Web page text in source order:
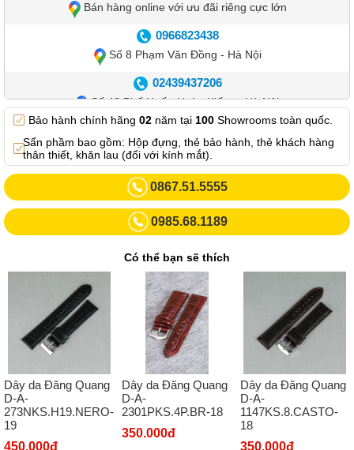
Bán hàng online với ưu đãi riêng cực lớn
0966823438
Số 8 Phạm Văn Đồng - Hà Nội
02439437206
Số 42 Phố Huế - Hoàn Kiếm – Hà Nội
0982.769.887
Showroom 3: Số 87 Trương Định - Hai Bà Trưng - Hà Nội.
0969102552
Số 55 Trần Đăng Ninh – Cầu Giấy – Hà Nội
0963264832
02437836542
Số 8 Trần Duy Hưng - Cầu Giấy - Hà Nội
02432232319
Số 413 Quang Trung - Hà Đông - Hà Nội
02432127660
Số 273 Nguyễn Văn Cừ - Long Biên - Hà Nội
02439392490
Sô 580 Ngã tư Trường Chinh - Hà Nội
Bảo hành chính hãng 02 năm tại 100 Showrooms toàn quốc.
Sẩn phầm bao gồm: Hộp đựng, thẻ bảo hành, thẻ khách hàng
thân thiết, khăn lau (đối với kính mắt).
0867.51.5555
0985.68.1189
Có thể bạn sẽ thích
Dây da Đăng Quang
D-A-
273NKS.H19.NERO-
19
450.000đ
Dây da Đăng Quang
D-A-
2301PKS.4P.BR-18
350.000đ
Dây da Đăng Quang
D-A-
1147KS.8.CASTO-
18
350.000đ